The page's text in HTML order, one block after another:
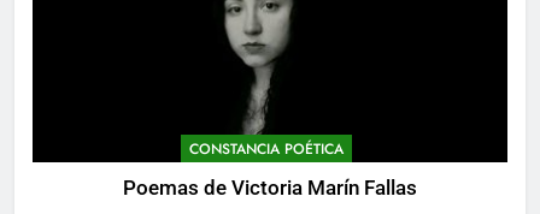
CONSTANCIA POÉTICA
Poemas de Victoria Marín Fallas